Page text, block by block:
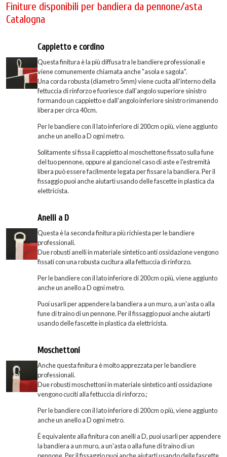
Finiture disponibili per bandiera da pennone/asta
Catalogna
Cappietto e cordino
Questa finitura è la più diffusa tra le bandiere professionali e
viene comunemente chiamata anche "asola e sagola".
Una corda robusta (diametro 5mm) viene cucita all'interno della
fettuccia di rinforzo e fuoriesce dall'angolo superiore sinistro
formando un cappietto e dall'angolo inferiore sinistro rimanendo
libera per circa 40cm.
Per le bandiere con il lato inferiore di 200cm o più, viene aggiunto
anche un anello a D ogni metro.
Solitamente si fissa il cappietto al moschettone fissato sulla fune
del tuo pennone, oppure al gancio nel caso di aste e l'estremità
libera può essere facilmente legata per fissare la bandiera. Per il
fissaggio puoi anche aiutarti usando delle fascette in plastica da
elettricista.
Anelli a D
Questa è la seconda finitura più richiesta per le bandiere
professionali.
Due robusti anelli in materiale sintetico anti ossidazione vengono
fissati con una robusta cucitura alla fettuccia di rinforzo.
Per le bandiere con il lato inferiore di 200cm o più, viene aggiunto
anche un anello a D ogni metro.
Puoi usarli per appendere la bandiera a un muro, a un'asta o alla
fune di traino di un pennone. Per il fissaggio puoi anche aiutarti
usando delle fascette in plastica da elettricista.
Moschettoni
Anche questa finitura è molto apprezzata per le bandiere
professionali.
Due robusti moschettoni in materiale sintetico anti ossidazione
vengono cuciti alla fettuccia di rinforzo.;
Per le bandiere con il lato inferiore di 200cm o più, viene aggiunto
anche un anello a D ogni metro.
È equivalente alla finitura con anelli a D, puoi usarli per appendere
la bandiera a un muro, a un'asta o alla fune di traino di un